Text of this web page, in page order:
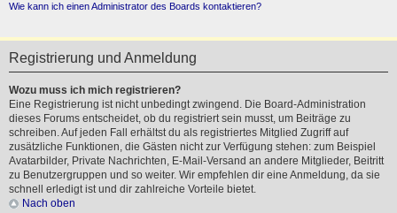
Wie kann ich einen Administrator des Boards kontaktieren?
Registrierung und Anmeldung
Wozu muss ich mich registrieren?
Eine Registrierung ist nicht unbedingt zwingend. Die Board-Administration
dieses Forums entscheidet, ob du registriert sein musst, um Beiträge zu
schreiben. Auf jeden Fall erhältst du als registriertes Mitglied Zugriff auf
zusätzliche Funktionen, die Gästen nicht zur Verfügung stehen: zum Beispiel
Avatarbilder, Private Nachrichten, E-Mail-Versand an andere Mitglieder, Beitritt
zu Benutzergruppen und so weiter. Wir empfehlen dir eine Anmeldung, da sie
schnell erledigt ist und dir zahlreiche Vorteile bietet.
Nach oben